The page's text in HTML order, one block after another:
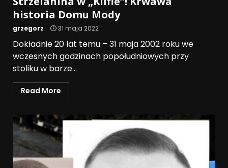
historia Domu Mody
grzegorz 31 maja 2022
Dokładnie 20 lat temu – 31 maja 2002 roku we
wczesnych godzinach popołudniowych przy
stoliku w barze...
Read More